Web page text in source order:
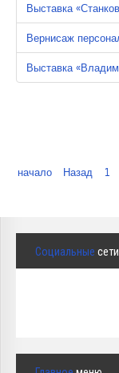
Выставка
Вернисаж
Выставка
начало
Назад 1
Социальные сети